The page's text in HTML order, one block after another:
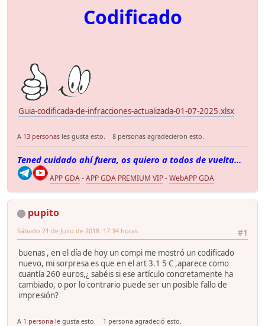
Codificado
Guia-codificada-de-infracciones-actualizada-01-07-2025.xlsx
A 13 personas les gusta esto. 8 personas agradecieron esto.
Tened cuidado ahí fuera, os quiero a todos de vuelta...
APP GDA-APP GDA PREMIUM VIP-WebAPP GDA
pupito
#1
Sábado 21 de Julio de 2018. 17:34 horas.
buenas , en el día de hoy un compi me mostró un codificado
nuevo, mi sorpresa es que en el art 3.1 5 C ,aparece como
cuantía 260 euros,¿ sabéis si ese artículo concretamente ha
cambiado, o por lo contrario puede ser un posible fallo de
impresión?
A 1 persona le gusta esto. 1 persona agradeció esto.